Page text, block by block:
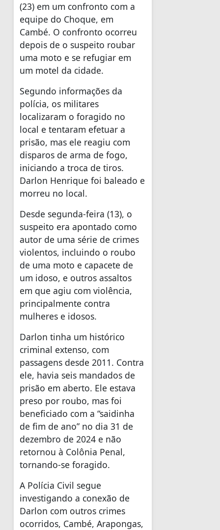
(23) em um confronto com a
equipe do Choque, em
Cambé. O confronto ocorreu
depois de o suspeito roubar
uma moto e se refugiar em
um motel da cidade.
Segundo informações da
polícia, os militares
localizaram o foragido no
local e tentaram efetuar a
prisão, mas ele reagiu com
disparos de arma de fogo,
iniciando a troca de tiros.
Darlon Henrique foi baleado e
morreu no local.
Desde segunda-feira (13), o
suspeito era apontado como
autor de uma série de crimes
violentos, incluindo o roubo
de uma moto e capacete de
um idoso, e outros assaltos
em que agiu com violência,
principalmente contra
mulheres e idosos.
Darlon tinha um histórico
criminal extenso, com
passagens desde 2011. Contra
ele, havia seis mandados de
prisão em aberto. Ele estava
preso por roubo, mas foi
beneficiado com a “saidinha
de fim de ano” no dia 31 de
dezembro de 2024 e não
retornou à Colônia Penal,
tornando-se foragido.
A Polícia Civil segue
investigando a conexão de
Darlon com outros crimes
ocorridos, Cambé, Arapongas,